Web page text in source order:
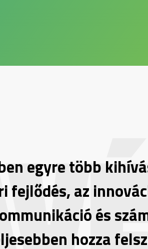
egyre több
fejlődés, az
és
hozza